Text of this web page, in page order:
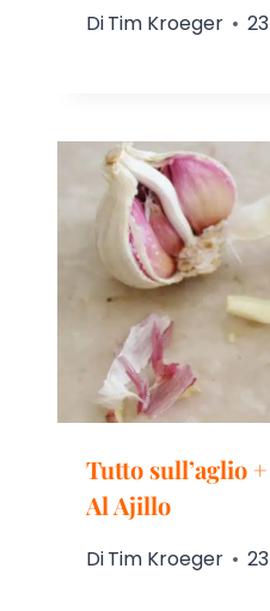
DiTim Kroeger
Tutto sull’aglio
Al Ajillo
DiTim Kroeger